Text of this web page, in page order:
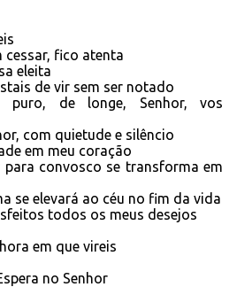
fico atenta
eleita
de vir sem ser notado
puro, de longe, Senhor, vos
com quietude e silêncio
em meu coração
convosco se transforma em
se elevará ao céu no fim da vida
todos os meus desejos
em que vireis
no Senhor